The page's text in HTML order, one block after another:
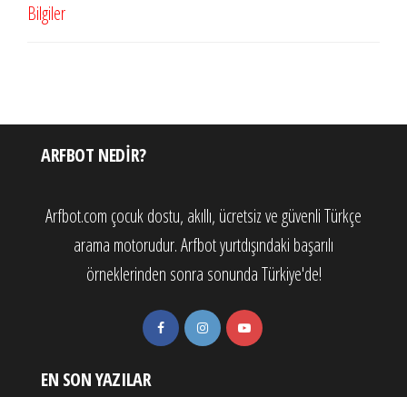
Bilgiler
ARFBOT NEDIR?
Arfbot.com çocuk dostu, akıllı, ücretsiz ve güvenli Türkçe
arama motorudur. Arfbot yurtdışındaki başarılı
örneklerinden sonra sonunda Türkiye'de!
EN SON YAZILAR